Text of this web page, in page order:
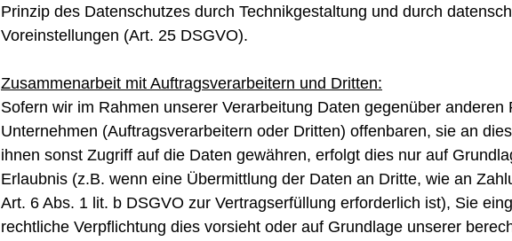
Prinzip des Datenschutzes durch Technikgestaltung und durch
Voreinstellungen (Art. 25 DSGVO).
Zusammenarbeit mit Auftragsverarbeitern und Dritten:
Sofern wir im Rahmen unserer Verarbeitung Daten gegenüber anderen
Unternehmen (Auftragsverarbeitern oder Dritten) offenbaren, sie an
ihnen sonst Zugriff auf die Daten gewähren, erfolgt dies nur auf
Erlaubnis (z.B. wenn eine Übermittlung der Daten an Dritte, wie an
Art. 6 Abs. 1 lit. b DSGVO zur Vertragserfüllung erforderlich ist), Sie
rechtliche Verpflichtung dies vorsieht oder auf Grundlage unserer